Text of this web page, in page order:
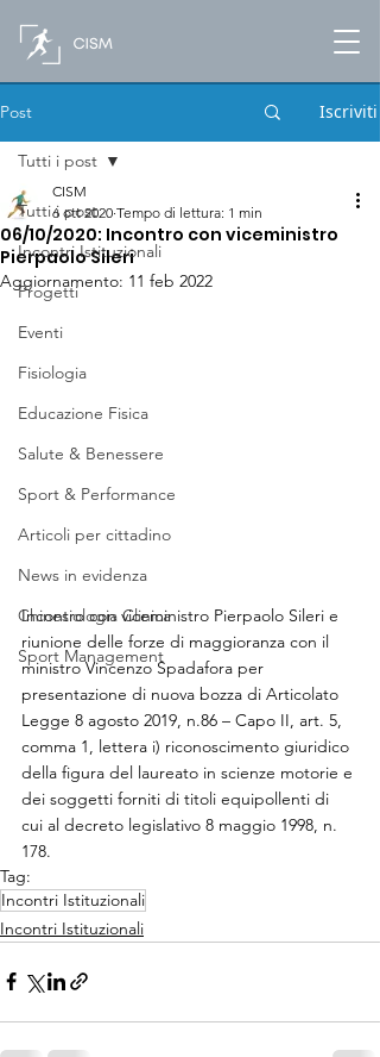
Post Iscriviti
Tutti i post
Incontri Istituzionali
Progetti
Eventi
Fisiologia
Educazione Fisica
Salute & Benessere
Sport & Performance
Articoli per cittadino
News in evidenza
Chinesiologia Clinica
Sport Management
Tutti i post
06/10/2020: Incontro con viceministro
Pierpaolo Sileri
CISM
6 ott 2020 Tempo di lettura: 1 min
Aggiornamento: 11 feb 2022
Incontro con viceministro Pierpaolo Sileri e
riunione delle forze di maggioranza con il
ministro Vincenzo Spadafora per
presentazione di nuova bozza di Articolato
Legge 8 agosto 2019, n.86 – Capo II, art. 5,
comma 1, lettera i) riconoscimento giuridico
della figura del laureato in scienze motorie e
dei soggetti forniti di titoli equipollenti di
cui al decreto legislativo 8 maggio 1998, n.
178.
Tag:
Incontri Istituzionali
Incontri Istituzionali